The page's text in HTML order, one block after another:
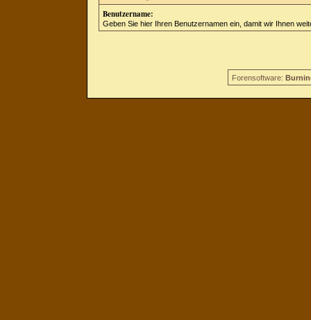
Benutzername:
Geben Sie hier Ihren Benutzernamen ein, damit wir Ihnen
Forensoftware: